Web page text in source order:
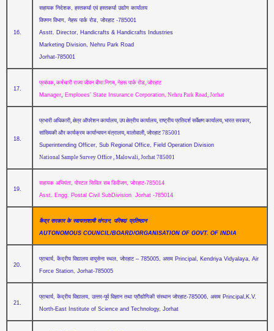
16.
सहायक निदेशक, हस्‍तकर्घा एवं हस्‍तकर्घा उद्योग कार्यालय
विपणन विभाग, नेहरू पार्क रोड, जोरहाट -785001
Asstt. Director, Handicrafts & Handicrafts Industries
Marketing Division, Nehru Park Road
Jorhat-785001
17.
प्रबंधक, कर्मचारी राज्‍य जीवन बीमा निगम, नेहरू पार्क रोड, जोरहाट
Manager, Emploees’ State Insurance Corporation, Nehru Park Road, Jorhat
18.
प्रभारी अधिकारी, क्षेत्र ऑपरेशन कार्यालय, उप क्षेत्रीय कार्यालय, राष्‍ट्रीय प्रतिदर्श सर्वेक्षण कार्यालय, भारत सरकार,
सांख्यिकी और कार्यक्रम कार्यान्‍वयन मंत्रालय, मालोवाली, जोरहाट 785001
Superintending Officer, Sub Regional Office, Field Operation Division
National Sample Survey Office , Malowali, Jorhat 785001
19.
सहायक अभियंता, पोस्‍टल सिविल सब डिवीजन, जोरहाट-785014
Asst. Engg. Postal Civil SubDivision Jorhat -785014
केंद्र सरकार के स्‍वायत्‍तशाषी संगठन, परिषद/ प्रतिष्‍ठान
AUTONOMOUS COUNCIL/BOARD/ORGANISATION OF GOVT. OF INDIA
20.
प्राचार्य, केंद्रीय विद्यालय वायुसेना स्‍थल, जोरहाट – 785005, असम Principal, Kendriya Vidyalaya, Air
Force Station, Jorhat-785005
21.
प्राचार्य, केंद्रीय विद्यालय, उत्‍तर-पूर्व विज्ञान तथा प्रौद्योगिकी संस्‍थान जोरहाट-785006, असम Principal,K.V.
North-East Institute of Science and Technology, Jorhat